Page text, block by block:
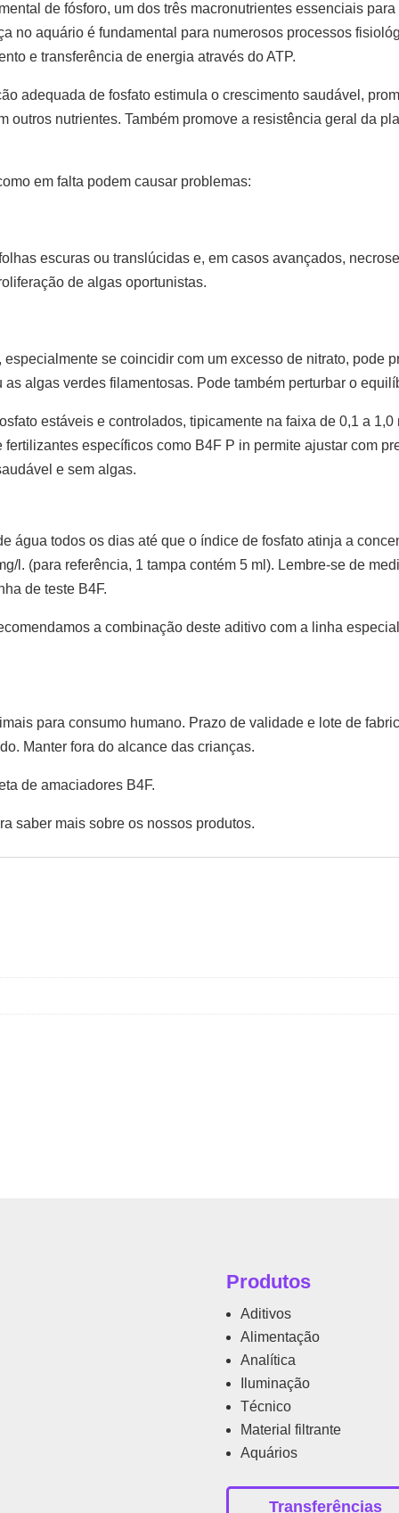
de fósforo, um dos três macronutrientes essenciais
no aquário é fundamental para numerosos processos
e transferência de energia através do ATP.
adequada de fosfato estimula o crescimento saudável,
outros nutrientes. Também promove a resistência geral da
em falta podem causar problemas:
escuras ou translúcidas e, em casos avançados,
de algas oportunistas.
se coincidir com um excesso de nitrato, pode
algas verdes filamentosas. Pode também perturbar o
estáveis e controlados, tipicamente na faixa de 0,1 a
específicos como B4F P in permite ajustar com
e sem algas.
água todos os dias até que o índice de fosfato atinja a
l. (para referência, 1 tampa contém 5 ml). Lembre-se de
de teste B4F.
a combinação deste aditivo com a linha
para consumo humano. Prazo de validade e lote de
Manter fora do alcance das crianças.
deamaciadores B4F.
saber mais sobre os nossos produtos.
Produtos
Aditivos
Alimentação
Analítica
Iluminação
Técnico
Material filtrante
Aquários
Transferências